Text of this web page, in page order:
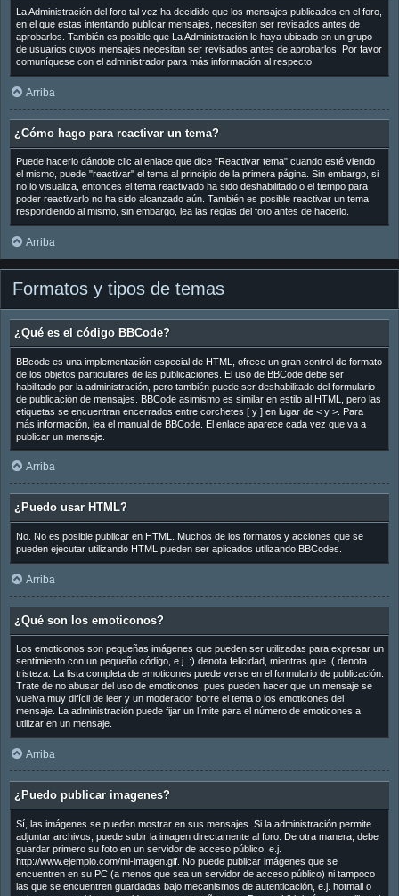
La Administración del foro tal vez ha decidido que los mensajes publicados en el foro,
en el que estas intentando publicar mensajes, necesiten ser revisados antes de
aprobarlos. También es posible que La Administración le haya ubicado en un grupo
de usuarios cuyos mensajes necesitan ser revisados antes de aprobarlos. Por favor
comuníquese con el administrador para más información al respecto.
Arriba
¿Cómo hago para reactivar un tema?
Puede hacerlo dándole clic al enlace que dice "Reactivar tema" cuando esté viendo
el mismo, puede "reactivar" el tema al principio de la primera página. Sin embargo, si
no lo visualiza, entonces el tema reactivado ha sido deshabilitado o el tiempo para
poder reactivarlo no ha sido alcanzado aún. También es posible reactivar un tema
respondiendo al mismo, sin embargo, lea las reglas del foro antes de hacerlo.
Arriba
Formatos y tipos de temas
¿Qué es el código BBCode?
BBcode es una implementación especial de HTML, ofrece un gran control de formato
de los objetos particulares de las publicaciones. El uso de BBCode debe ser
habilitado por la administración, pero también puede ser deshabilitado del formulario
de publicación de mensajes. BBCode asimismo es similar en estilo al HTML, pero las
etiquetas se encuentran encerrados entre corchetes [ y ] en lugar de < y >. Para
más información, lea el manual de BBCode. El enlace aparece cada vez que va a
publicar un mensaje.
Arriba
¿Puedo usar HTML?
No. No es posible publicar en HTML. Muchos de los formatos y acciones que se
pueden ejecutar utilizando HTML pueden ser aplicados utilizando BBCodes.
Arriba
¿Qué son los emoticonos?
Los emoticonos son pequeñas imágenes que pueden ser utilizadas para expresar un
sentimiento con un pequeño código, e.j. :) denota felicidad, mientras que :( denota
tristeza. La lista completa de emoticones puede verse en el formulario de publicación.
Trate de no abusar del uso de emoticonos, pues pueden hacer que un mensaje se
vuelva muy difícil de leer y un moderador borre el tema o los emoticones del
mensaje. La administración puede fijar un límite para el número de emoticones a
utilizar en un mensaje.
Arriba
¿Puedo publicar imagenes?
Sí, las imágenes se pueden mostrar en sus mensajes. Si la administración permite
adjuntar archivos, puede subir la imagen directamente al foro. De otra manera, debe
guardar primero su foto en un servidor de acceso público, e.j.
http://www.ejemplo.com/mi-imagen.gif. No puede publicar imágenes que se
encuentren en su PC (a menos que sea un servidor de acceso público) ni tampoco
las que se encuentren guardadas bajo mecanismos de autenticación, e.j. hotmail o